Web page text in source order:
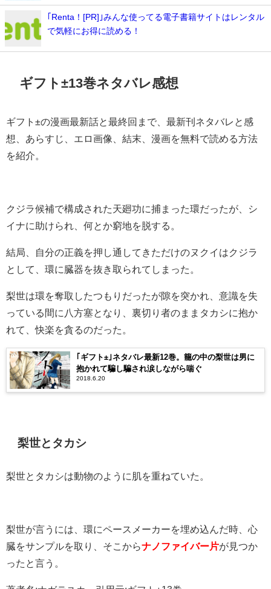
｢Renta！[PR]｣みんな使ってる電子書籍サイトはレンタル
で気軽にお得に読める！
ギフト±13巻ネタバレ感想
ギフト±の漫画最新話と最終回まで、最新刊ネタバレと感
想、あらすじ、エロ画像、結末、漫画を無料で読める方法
を紹介。
クジラ候補で構成された天廻功に捕まった環だったが、シ
イナに助けられ、何とか窮地を脱する。
結局、自分の正義を押し通してきただけのヌクイはクジラ
として、環に臓器を抜き取られてしまった。
梨世は環を奪取したつもりだったが隙を突かれ、意識を失
っている間に八方塞となり、裏切り者のままタカシに抱か
れて、快楽を貪るのだった。
｢ギフト±｣ネタバレ最新12巻。籠の中の梨世は男に
抱かれて騙し騙され涙しながら喘ぐ
2018.6.20
梨世とタカシ
梨世とタカシは動物のように肌を重ねていた。
梨世が言うには、環にペースメーカーを埋め込んだ時、心
臓をサンプルを取り、そこからナノファイバー片が見つか
ったと言う。